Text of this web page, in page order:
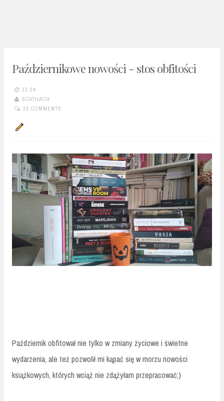
Październikowe nowości - stos obfitości
13:24
SCATHACH
31 COMMENTS
Październik obfitował nie tylko w zmiany życiowe i świetne
wydarzenia, ale też pozwolił mi kąpać się w morzu nowości
książkowych, których wciąż nie zdążyłam przepracować;)